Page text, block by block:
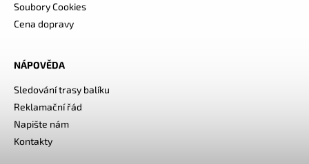
Soubory Cookies
Cena dopravy
NÁPOVĚDA
Sledování trasy balíku
Reklamační řád
Napište nám
Kontakty